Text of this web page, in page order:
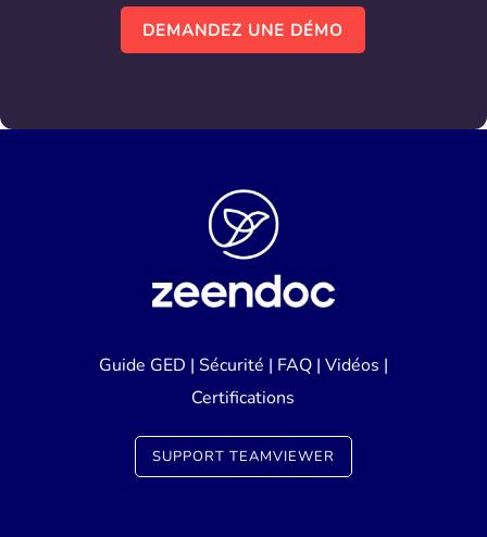
DEMANDEZ UNE DÉMO
Guide GED | Sécurité | FAQ| Vidéos |
Certifications
SUPPORT TEAMVIEWER